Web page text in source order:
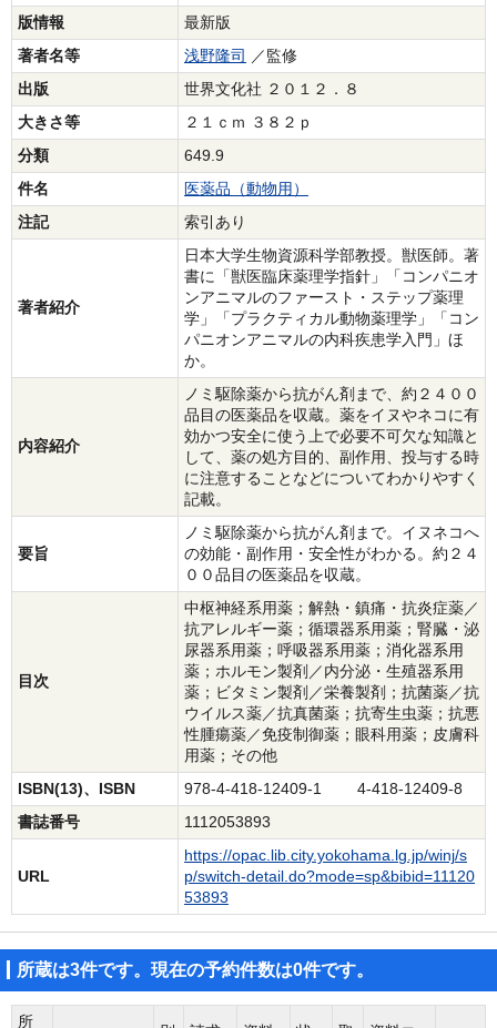
版情報
最新版
著者名等
浅野隆司
／監修
出版
世界文化社 ２０１２．８
大きさ等
２１ｃｍ ３８２ｐ
分類
649.9
件名
医薬品（動物用）
注記
索引あり
著者紹介
日本大学生物資源科学部教授。獣医師。著
書に「獣医臨床薬理学指針」「コンパニオ
ンアニマルのファースト・ステップ薬理
学」「プラクティカル動物薬理学」「コン
パニオンアニマルの内科疾患学入門」ほ
か。
内容紹介
ノミ駆除薬から抗がん剤まで、約２４００
品目の医薬品を収蔵。薬をイヌやネコに有
効かつ安全に使う上で必要不可欠な知識と
して、薬の処方目的、副作用、投与する時
に注意することなどについてわかりやすく
記載。
要旨
ノミ駆除薬から抗がん剤まで。イヌネコへ
の効能・副作用・安全性がわかる。約２４
００品目の医薬品を収蔵。
目次
中枢神経系用薬；解熱・鎮痛・抗炎症薬／
抗アレルギー薬；循環器系用薬；腎臓・泌
尿器系用薬；呼吸器系用薬；消化器系用
薬；ホルモン製剤／内分泌・生殖器系用
薬；ビタミン製剤／栄養製剤；抗菌薬／抗
ウイルス薬／抗真菌薬；抗寄生虫薬；抗悪
性腫瘍薬／免疫制御薬；眼科用薬；皮膚科
用薬；その他
ISBN(13)、ISBN
978-4-418-12409-1 4-418-12409-8
書誌番号
1112053893
URL
https://opac.lib.city.yokohama.lg.jp/winj/s
p/switch-detail.do?mode=sp&bibid=11120
53893
所蔵は3件です。現在の予約件数は0件です。
所